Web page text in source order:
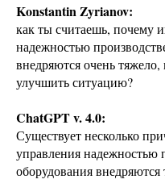
Konstantin Zyrianov:
как ты считаешь, почему
надежностью
внедряются очень тяжело,
улучшить ситуацию?
ChatGPT v. 4.0:
Существует несколько
управления надежностью
оборудования внедряются